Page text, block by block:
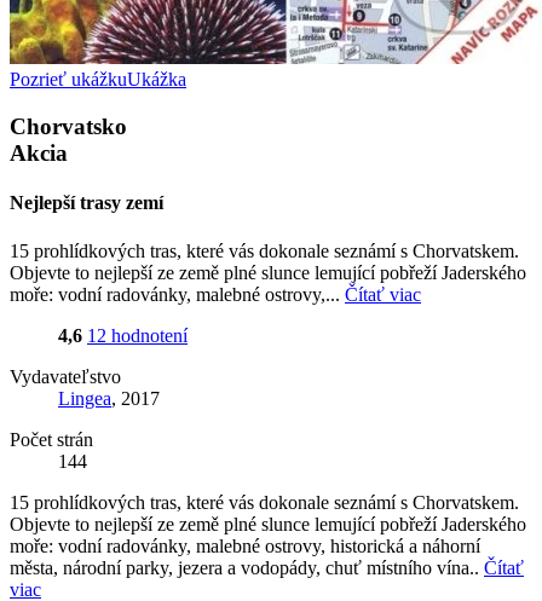
Pozrieť ukážkuUkážka
Chorvatsko
Akcia
Nejlepší trasy zemí
15 prohlídkových tras, které vás dokonale seznámí s Chorvatskem.
Objevte to nejlepší ze země plné slunce lemující pobřeží Jaderského
moře: vodní radovánky, malebné ostrovy,... Čítať viac
4,6 12 hodnotení
Vydavateľstvo
Lingea, 2017
Počet strán
144
15 prohlídkových tras, které vás dokonale seznámí s Chorvatskem.
Objevte to nejlepší ze země plné slunce lemující pobřeží Jaderského
moře: vodní radovánky, malebné ostrovy, historická a náhorní
města, národní parky, jezera a vodopády, chuť místního vína.. Čítať
viac